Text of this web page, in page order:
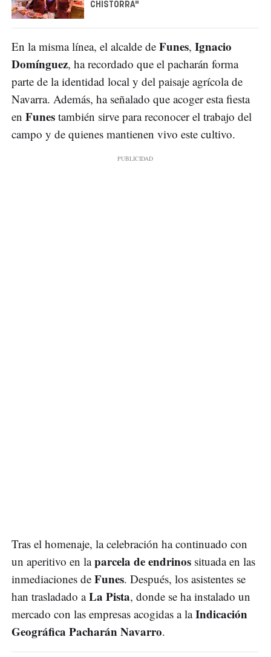
CHISTORRA"
En la misma línea, el alcalde de Funes, Ignacio
Domínguez, ha recordado que el pacharán forma
parte de la identidad local y del paisaje agrícola de
Navarra. Además, ha señalado que acoger esta fiesta
en Funes también sirve para reconocer el trabajo del
campo y de quienes mantienen vivo este cultivo.
Tras el homenaje, la celebración ha continuado con
un aperitivo en laparcela de endrinos situada en las
inmediaciones de Funes. Después, los asistentes se
han trasladado aLa Pista, donde se ha instalado un
mercado con las empresas acogidas a laIndicación
Geográfica Pacharán Navarro.